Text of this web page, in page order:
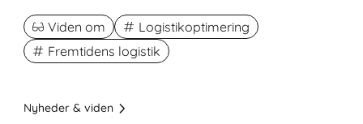
Viden om
Logistikoptimering
Fremtidens logistik
Nyheder & viden